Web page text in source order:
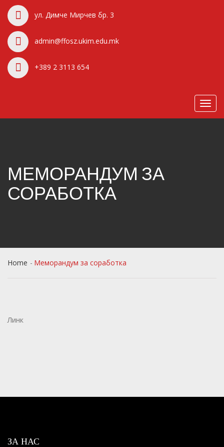
ул. Димче Мирчев бр. 3
admin@ffosz.ukim.edu.mk
+389 2 3113 654
МЕМОРАНДУМ ЗА
СОРАБОТКА
Home Меморандум за соработка
Линк
ЗА НАС